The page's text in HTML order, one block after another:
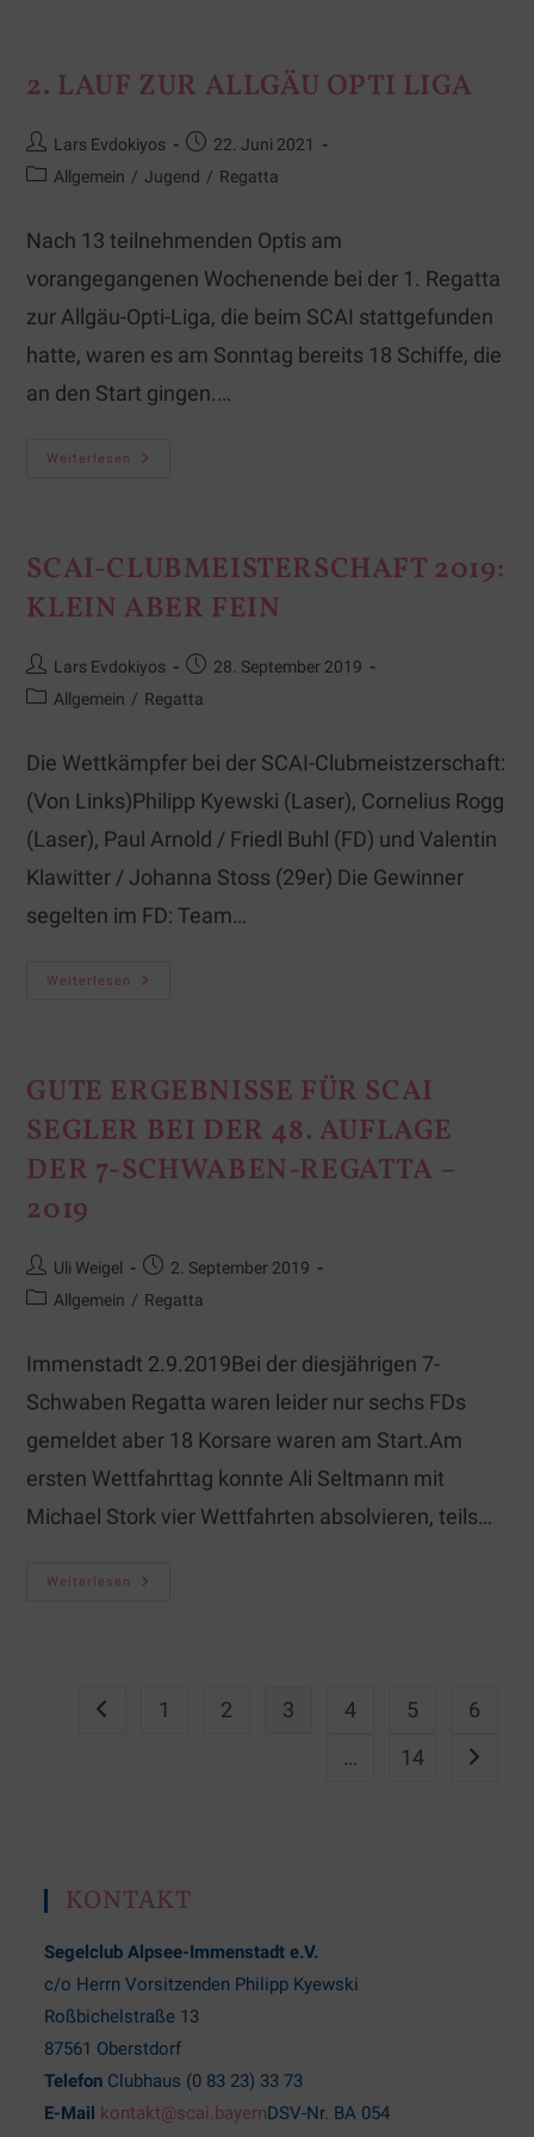
2. LAUF ZUR ALLGÄU OPTI LIGA
Lars Evdokiyos
22. Juni 2021
Allgemein / Jugend / Regatta
Nach 13 teilnehmenden Optis am
vorangegangenen Wochenende bei der 1. Regatta
zur Allgäu-Opti-Liga, die beim SCAI stattgefunden
hatte, waren es am Sonntag bereits 18 Schiffe, die
an den Start gingen.…
Weiterlesen
SCAI-CLUBMEISTERSCHAFT 2019:
KLEIN ABER FEIN
Lars Evdokiyos
28. September 2019
Allgemein / Regatta
Die Wettkämpfer bei der SCAI-Clubmeistzerschaft:
(Von Links)Philipp Kyewski (Laser), Cornelius Rogg
(Laser), Paul Arnold / Friedl Buhl (FD) und Valentin
Klawitter / Johanna Stoss (29er) Die Gewinner
segelten im FD: Team…
Weiterlesen
GUTE ERGEBNISSE FÜR SCAI
SEGLER BEI DER 48. AUFLAGE
DER 7-SCHWABEN-REGATTA –
2019
Uli Weigel
2. September 2019
Allgemein / Regatta
Immenstadt 2.9.2019Bei der diesjährigen 7-
Schwaben Regatta waren leider nur sechs FDs
gemeldet aber 18 Korsare waren am Start.Am
ersten Wettfahrttag konnte Ali Seltmann mit
Michael Stork vier Wettfahrten absolvieren, teils…
Weiterlesen
1 2 3 4 5
6
…
14
KONTAKT
Segelclub Alpsee-Immenstadt e.V.
c/o Herrn Vorsitzenden Philipp Kyewski
Roßbichelstraße 13
87561 Oberstdorf
Telefon Clubhaus (0 83 23) 33 73
E-Mail kontakt@scai.bayernDSV-Nr. BA 054